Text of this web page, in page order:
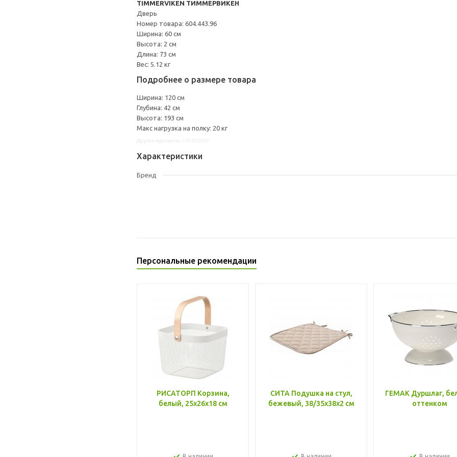
TIMMERVIKEN ТИММЕРВИКЕН
Дверь
Номер товара: 604.443.96
Ширина: 60 см
Высота: 2 см
Длина: 73 см
Вес: 5.12 кг
Подробнее о размере товара
Ширина: 120 см
Глубина: 42 см
Высота: 193 см
Макс нагрузка на полку: 20 кг
Характеристики
Бренд
Персональные рекомендации
РИСАТОРП Корзина,
белый, 25x26x18 см
СИТА Подушка на стул,
бежевый, 38/35x38x2 см
ГЕМАК Дуршлаг,
оттенком